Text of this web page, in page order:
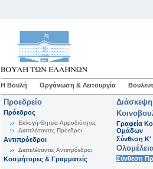
Η Βουλή Οργάνωση & Λειτουργία
Προεδρείο
Πρόεδρος
Εκλογή-Θητεία-Αρμοδιότητες
Διατελέσαντες Πρόεδροι
Αντιπρόεδροι
Διατελέσαντες Αντιπρόεδροι
Κοσμήτορες & Γραμματείς
Γραφεία
Ομάδων
Σύνθεση K'
Σύνθεση